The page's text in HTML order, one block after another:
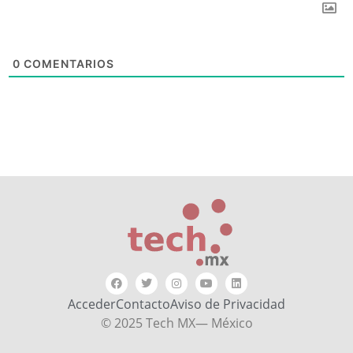
0 COMENTARIOS
AccederContactoAviso de Privacidad
© 2025 Tech MX— México